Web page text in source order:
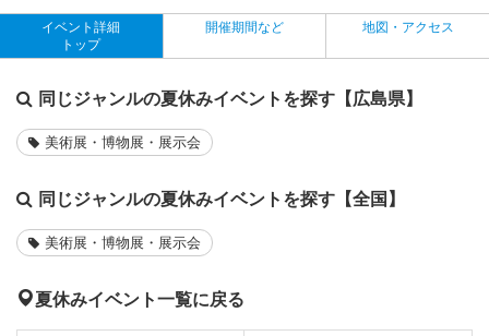
イベント詳細
トップ
開催期間など 地図・アクセス
同じジャンルの夏休みイベントを探す【広島県】
美術展・博物展・展示会
同じジャンルの夏休みイベントを探す【全国】
美術展・博物展・展示会
夏休みイベント一覧に戻る